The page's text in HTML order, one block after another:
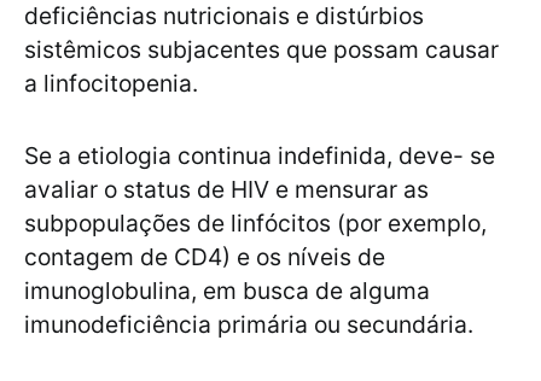
deficiências nutricionais e distúrbios
sistêmicos subjacentes que possam causar
a linfocitopenia.
Se a etiologia continua indefinida, deve- se
avaliar o status de HIV e mensurar as
subpopulações de linfócitos (por exemplo,
contagem de CD4) e os níveis de
imunoglobulina, em busca de alguma
imunodeficiência primária ou secundária.